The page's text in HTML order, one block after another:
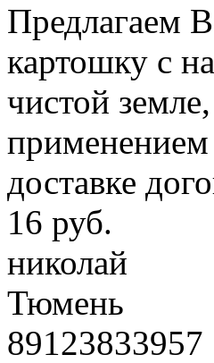
Предлагаем
картошку c
чистой
доставке
16 руб.
николай
Тюмень
89123833957